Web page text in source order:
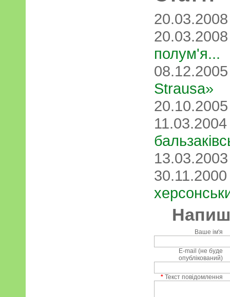
полум'я...
Strausа»
Ваше ім'я
E-mail (не буде
опублікований)
* Текст повідомлення